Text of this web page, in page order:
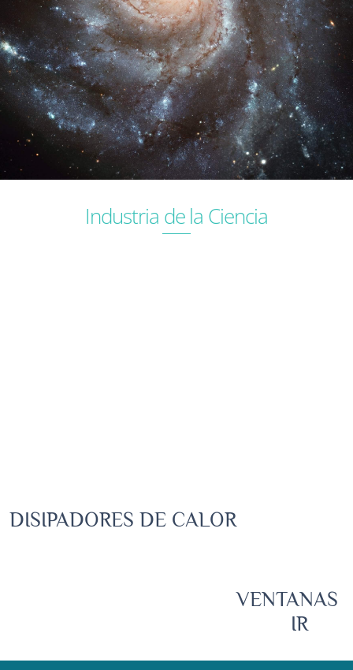
Industria de la Ciencia
DISIPADORES DE CALOR
VENTANAS
IR